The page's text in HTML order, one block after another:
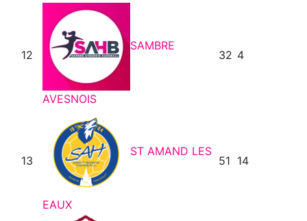
12
SAMBRE
AVESNOIS
32 4
13
ST AMAND LES
EAUX
51 14